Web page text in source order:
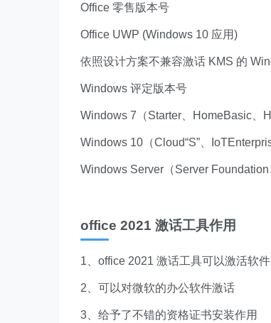
Office 零售版本号
Office UWP (Windows 10 应用)
依照设计方案不兼容激话 KMS 的
Windows 评定版本号
Windows 7（Starter、HomeBasic、
Windows 10（Cloud“S”、
Windows Server（Server
office 2021 激话工具作用
1、office 2021 激话工具可以激活软件
2、可以对微软的办公软件激话
3、给予了不错的资格证书安装作用